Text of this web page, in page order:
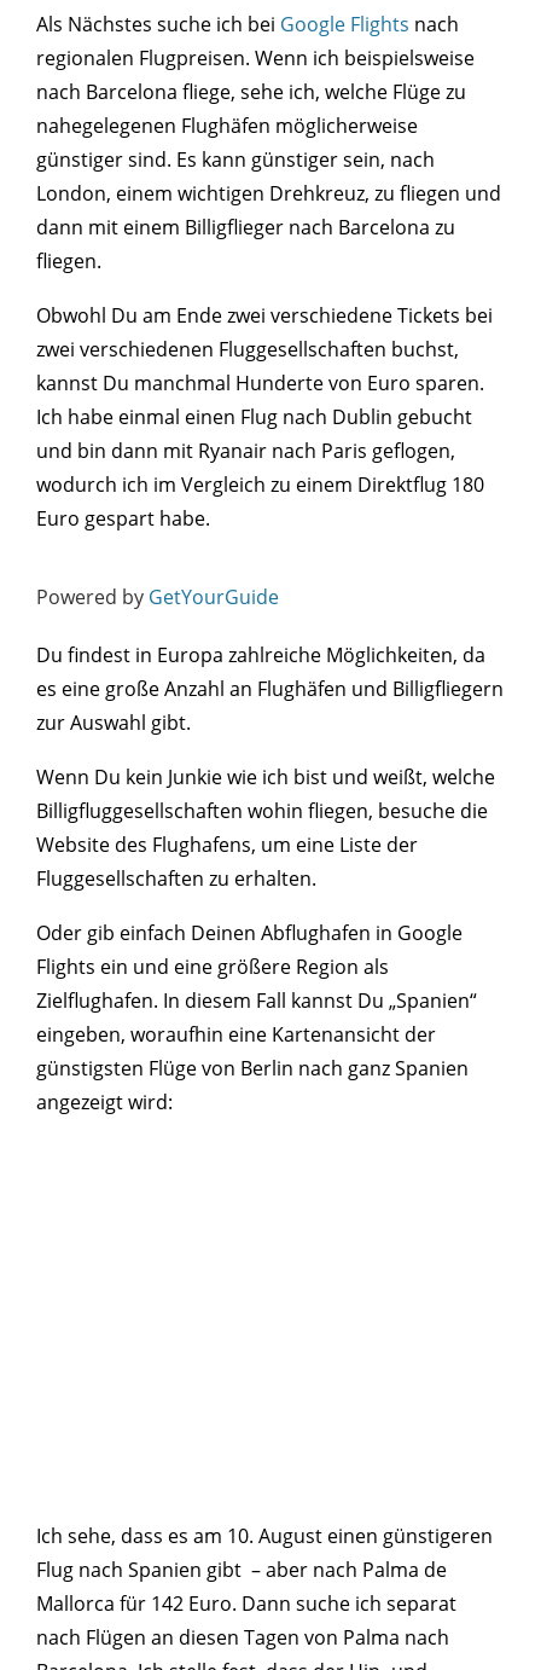
Als Nächstes suche ich bei Google Flights nach
regionalen Flugpreisen. Wenn ich beispielsweise
nach Barcelona fliege, sehe ich, welche Flüge zu
nahegelegenen Flughäfen möglicherweise
günstiger sind. Es kann günstiger sein, nach
London, einem wichtigen Drehkreuz, zu fliegen und
dann mit einem Billigflieger nach Barcelona zu
fliegen.
Obwohl Du am Ende zwei verschiedene Tickets bei
zwei verschiedenen Fluggesellschaften buchst,
kannst Du manchmal Hunderte von Euro sparen.
Ich habe einmal einen Flug nach Dublin gebucht
und bin dann mit Ryanair nach Paris geflogen,
wodurch ich im Vergleich zu einem Direktflug 180
Euro gespart habe.
Powered by GetYourGuide
Du findest in Europa zahlreiche Möglichkeiten, da
es eine große Anzahl an Flughäfen und Billigfliegern
zur Auswahl gibt.
Wenn Du kein Junkie wie ich bist und weißt, welche
Billigfluggesellschaften wohin fliegen, besuche die
Website des Flughafens, um eine Liste der
Fluggesellschaften zu erhalten.
Oder gib einfach Deinen Abflughafen in Google
Flights ein und eine größere Region als
Zielflughafen. In diesem Fall kannst Du „Spanien“
eingeben, woraufhin eine Kartenansicht der
günstigsten Flüge von Berlin nach ganz Spanien
angezeigt wird:
Ich sehe, dass es am 10. August einen günstigeren
Flug nach Spanien gibt – aber nach Palma de
Mallorca für 142 Euro. Dann suche ich separat
nach Flügen an diesen Tagen von Palma nach